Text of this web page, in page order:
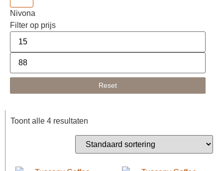
Nivona
Filter op prijs
Reset
Toont alle 4 resultaten